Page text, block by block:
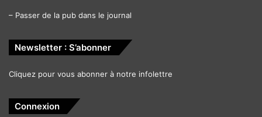
– Passer de la pub dans le journal
Newsletter : S’abonner
Cliquez pour vous abonner à notre infolettre
Connexion